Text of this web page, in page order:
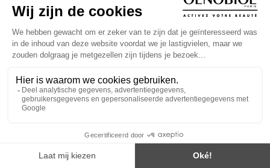
© 2024 Oenobiol Paris
Voedingssupplement dat moet worden geconsumeerd als onderdeel van een gevarieerde,
overschrijden. Enkel voor volwassenen, buiten het bereik van kinderen houden.